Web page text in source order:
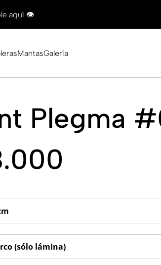
aquí 👁
MantasGalería
Plegma